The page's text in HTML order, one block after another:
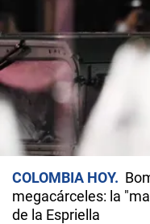
COLOMBIA HOY
megacárceles: la
de la Espriella